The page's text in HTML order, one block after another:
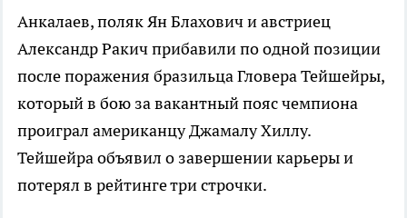
Анкалаев, поляк Ян Блахович и австриец
Александр Ракич прибавили по одной позиции
после поражения бразильца Гловера Тейшейры,
который в бою за вакантный пояс чемпиона
проиграл американцу Джамалу Хиллу.
Тейшейра объявил о завершении карьеры и
потерял в рейтинге три строчки.